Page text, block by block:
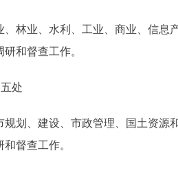
业、水利、工业、商业、信息产
和督查工作。
处
、建设、市政管理、国土资源和
督查工作。